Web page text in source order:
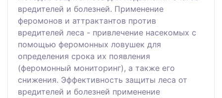
вредителей и болезней. Применение
феромонов и аттрактантов против
вредителей леса - привлечение насекомых с
помощью феромонных ловушек для
определения срока их появления
(феромонный мониторинг), а также его
снижения. Эффективность защиты леса от
вредителей и болезней применение